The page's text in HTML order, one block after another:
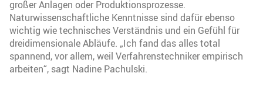
großer Anlagen oder Produktionsprozesse.
Naturwissenschaftliche Kenntnisse sind dafür ebenso
wichtig wie technisches Verständnis und ein Gefühl für
dreidimensionale Abläufe. „Ich fand das alles total
spannend, vor allem, weil Verfahrenstechniker empirisch
arbeiten“, sagt Nadine Pachulski.